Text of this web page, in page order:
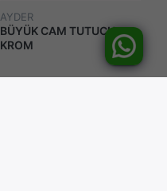
AYDER
BÜYÜK CAM TUTUCU
KROM